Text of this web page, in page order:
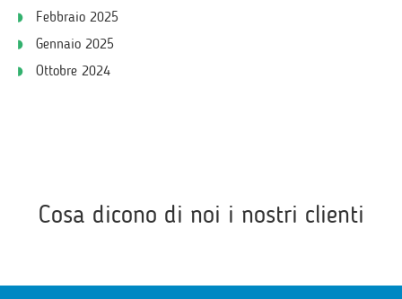
Febbraio 2025
Gennaio 2025
Ottobre 2024
Cosa dicono di noi i nostri clienti